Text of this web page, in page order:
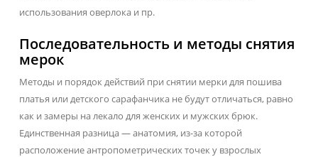
использования оверлока и пр.
Последовательность и методы снятия
мерок
Методы и порядок действий при снятии мерки для пошива
платья или детского сарафанчика не будут отличаться, равно
как и замеры на лекало для женских и мужских брюк.
Единственная разница — анатомия, из-за которой
расположение антропометрических точек у взрослых